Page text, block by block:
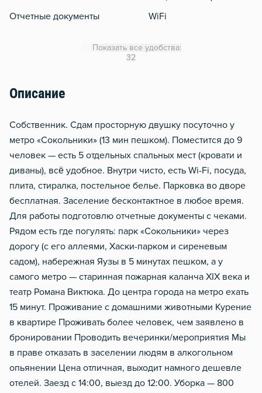
Отчетные документы WiFi
Водонагреватель
Домофон
Чистящие средства
Показать все удобства:
32
Описание
Собственник. Сдам просторную двушку посуточно у
метро «Сокольники» (13 мин пешком). Поместится до 9
человек — есть 5 отдельных спальных мест (кровати и
диваны), всё удобное. Внутри чисто, есть Wi-Fi, посуда,
плита, стиралка, постельное белье. Парковка во дворе
бесплатная. Заселение бесконтактное в любое время.
Для работы подготовлю отчетные документы с чеками.
Рядом есть где погулять: парк «Сокольники» через
дорогу (с его аллеями, Хаски-парком и сиреневым
садом), набережная Яузы в 5 минутах пешком, а у
самого метро — старинная пожарная каланча XIX века и
театр Романа Виктюка. До центра города на метро ехать
15 минут. Проживание с домашними животными Курение
в квартире Проживать более человек, чем заявлено в
бронировании Проводить вечеринки/мероприятия Мы
в праве отказать в заселении людям в алкогольном
опьянении Цена отличная, выходит намного дешевле
отелей. Заезд с 14:00, выезд до 12:00. Уборка — 800